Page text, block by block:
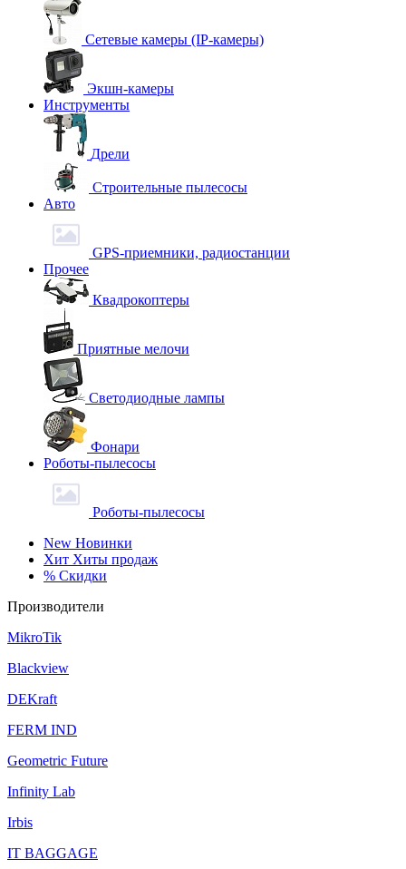
Сетевые камеры (IP-камеры)
Экшн-камеры
Инструменты
Дрели
Строительные пылесосы
Авто
GPS-приемники, радиостанции
Прочее
Квадрокоптеры
Приятные мелочи
Светодиодные лампы
Фонари
Роботы-пылесосы
Роботы-пылесосы
New Новинки
Хит Хиты продаж
% Скидки
Производители
MikroTik
Blackview
DEKraft
FERM IND
Geometric Future
Infinity Lab
Irbis
IT BAGGAGE